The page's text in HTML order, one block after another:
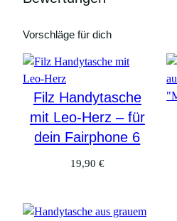
ü
r
F
e
Vorschläge für dich
Filz Handytasche
mit Leo-Herz – für
dein Fairphone 6
19,90 €